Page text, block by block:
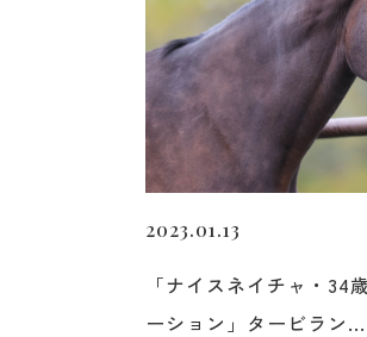
2023.01.13
「ナイスネイチャ・34
ーション」タービラン...